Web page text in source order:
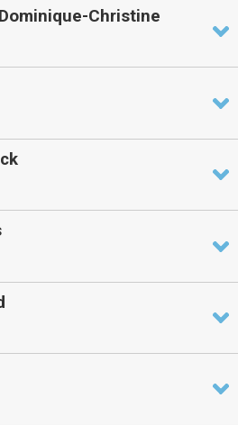
Christine